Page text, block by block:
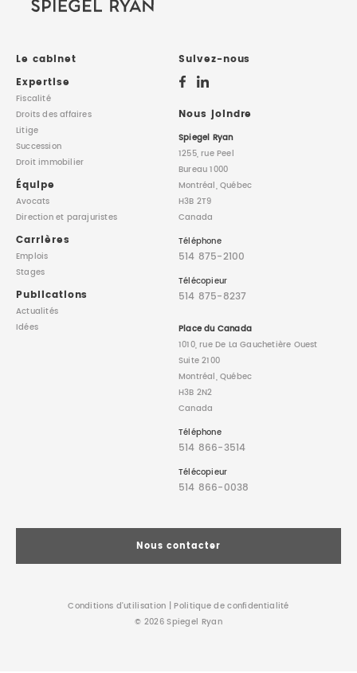
Le cabinet
Expertise
Fiscalité
Droits des affaires
Litige
Succession
Droit immobilier
Équipe
Avocats
Directionet parajuristes
Carrières
Emplois
Stages
Publications
Actualités
Idées
Suivez-nous
Nous joindre
Spiegel Ryan
1255, rue Peel
Bureau 1000
Montréal, Québec
H3B 2T9
Canada
Téléphone
514 875-2100
Télécopieur
514 875-8237
Place du Canada
1010, rue De La Gauchetière Ouest
Suite 2100
Montréal, Québec
H3B 2N2
Canada
Téléphone
514 866-3514
Télécopieur
514 866-0038
Nous contacter
Conditions d’utilisation |Politique de confidentialité
© 2026 Spiegel Ryan